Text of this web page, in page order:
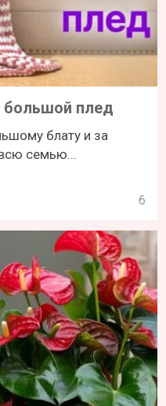
большой плед
блату и за
семью...
6